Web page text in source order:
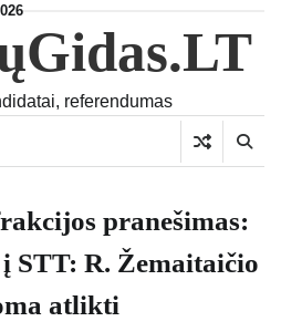
referendumas
pranešimas:
STT: R. Žemaitaičio
atlikti